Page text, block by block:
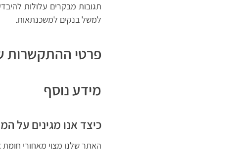
תגובות מבקרים עלולות
למשל בנקים למשכנתאות.
פרטי ההתקשרות
מידע נוסף
כיצד אנו מגינים על
האתר שלנו מצוי מאחורי חומת